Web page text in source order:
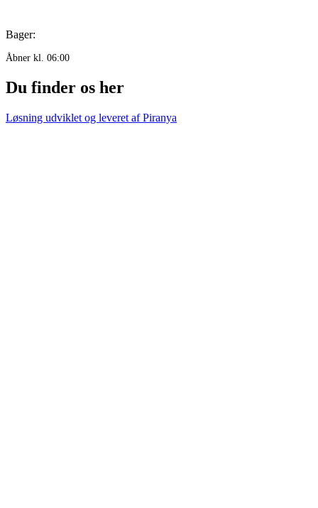
Bager:
Åbner kl. 06:00
Du finder os her
Løsning udviklet og leveret afPiranya